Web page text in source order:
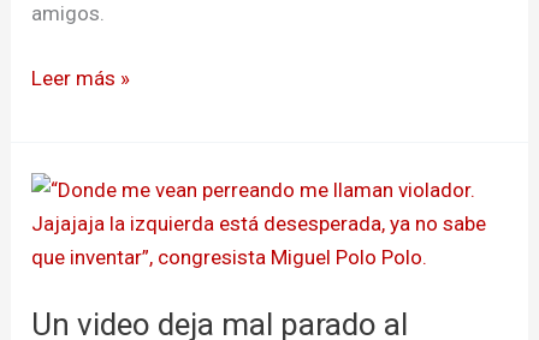
amigos.
Leer más »
Un video deja mal parado al
Un
video
deja
parado